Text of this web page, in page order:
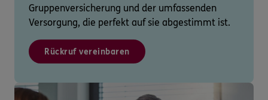
Gruppenversicherung und der umfassenden
Versorgung, die perfekt auf sie abgestimmt ist.
Rückruf vereinbaren